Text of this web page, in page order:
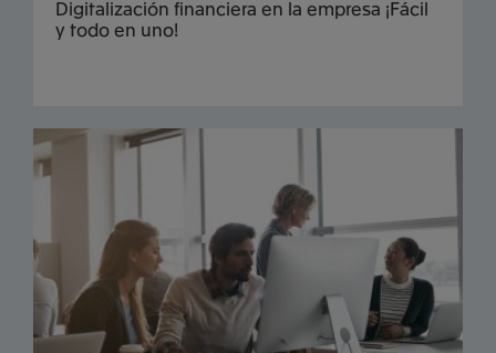
Digitalización financiera en la empresa ¡Fácil
y todo en uno!